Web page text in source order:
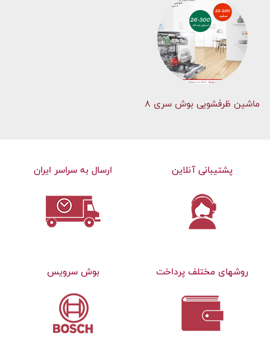
ماشین ظرفشویی بوش سری 8
پشتیبانی آنلاین ارسال به سراسر ایران
روشهای مختلف پرداخت بوش سرویس